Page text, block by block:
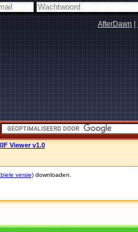
AfterDawn
Viewer v1.0
versie) downloaden.